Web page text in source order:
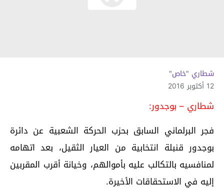
شطاري "خاص"
12 أكتوبر 2016
شطاري – بوجدور:
فجر البرلماني السابق بحزب الحركة الشعبية عن دائرة
بوجدور قنبلة انتخابية من العيار الثقيل، بعد اتهامه
لمنافسيه بالتكالب عليه بأموالهم، وخيانة أقرب المقربين
إليه في الاستحقاقات الأخيرة.